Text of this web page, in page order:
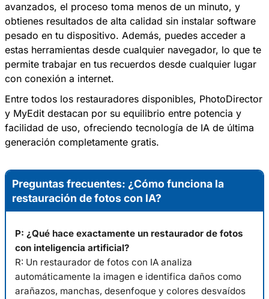
avanzados, el proceso toma menos de un minuto, y
obtienes resultados de alta calidad sin instalar software
pesado en tu dispositivo. Además, puedes acceder a
estas herramientas desde cualquier navegador, lo que te
permite trabajar en tus recuerdos desde cualquier lugar
con conexión a internet.
Entre todos los restauradores disponibles, PhotoDirector
y MyEdit destacan por su equilibrio entre potencia y
facilidad de uso, ofreciendo tecnología de IA de última
generación completamente gratis.
Preguntas frecuentes: ¿Cómo funciona la
restauración de fotos con IA?
P: ¿Qué hace exactamente un restaurador de fotos
con inteligencia artificial?
R: Un restaurador de fotos con IA analiza
automáticamente la imagen e identifica daños como
arañazos, manchas, desenfoque y colores desvaídos